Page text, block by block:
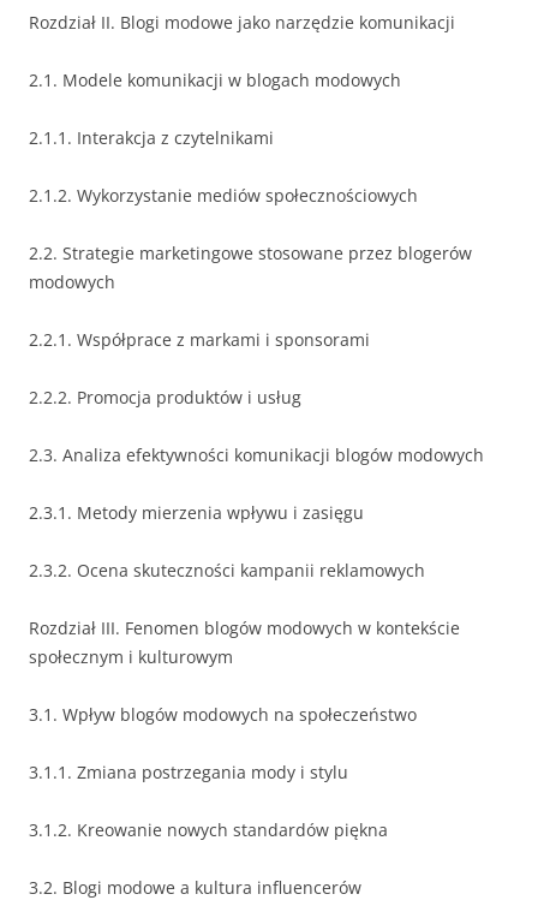
Rozdział II. Blogi modowe jako narzędzie komunikacji
2.1. Modele komunikacji w blogach modowych
2.1.1. Interakcja z czytelnikami
2.1.2. Wykorzystanie mediów społecznościowych
2.2. Strategie marketingowe stosowane przez blogerów
modowych
2.2.1. Współprace z markami i sponsorami
2.2.2. Promocja produktów i usług
2.3. Analiza efektywności komunikacji blogów modowych
2.3.1. Metody mierzenia wpływu i zasięgu
2.3.2. Ocena skuteczności kampanii reklamowych
Rozdział III. Fenomen blogów modowych w kontekście
społecznym i kulturowym
3.1. Wpływ blogów modowych na społeczeństwo
3.1.1. Zmiana postrzegania mody i stylu
3.1.2. Kreowanie nowych standardów piękna
3.2. Blogi modowe a kultura influencerów